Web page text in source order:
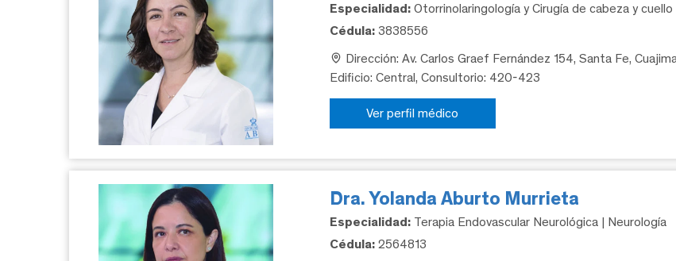
Especialidad: Otorrinolaringología y Cirugía de cabeza y cuello
Cédula: 3838556
Dirección: Av. Carlos Graef Fernández 154, Santa Fe,
Edificio: Central, Consultorio: 420-423
Ver perfil médico
Dra. Yolanda Aburto Murrieta
Especialidad: Terapia Endovascular Neurológica | Neurología
Cédula: 2564813